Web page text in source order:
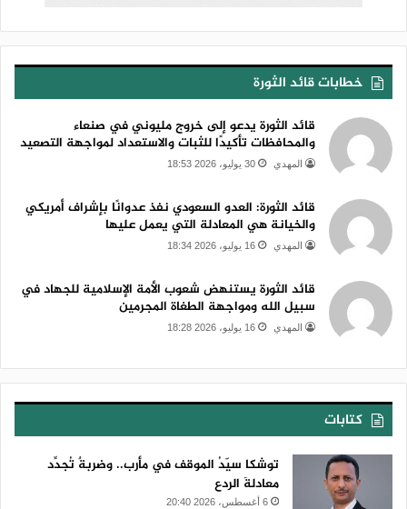
خطابات قائد الثورة
قائد الثورة يدعو إلى خروج مليوني في صنعاء
والمحافظات تأكيدًا للثبات والاستعداد لمواجهة التصعيد
المهدي 30 يوليو، 2026 18:53
قائد الثورة: العدو السعودي نفذ عدوانًا بإشراف أمريكي
والخيانة هي المعادلة التي يعمل عليها
المهدي 16 يوليو، 2026 18:34
قائد الثورة يستنهض شعوب الأمة الإسلامية للجهاد في
سبيل الله ومواجهة الطغاة المجرمين
المهدي 16 يوليو، 2026 18:28
كتابات
توشكا سيّدُ الموقف في مأرب.. وضربةٌ تُجدِّد
معادلةَ الردع
6 أغسطس، 2026 20:40